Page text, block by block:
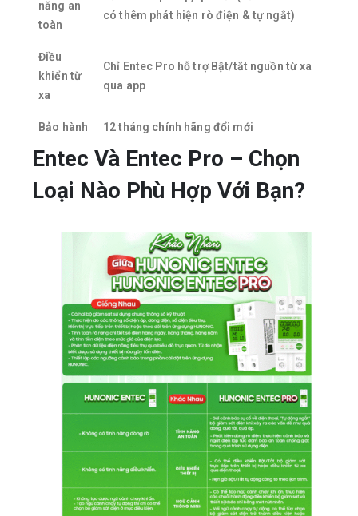
năng an
toàn
có thêm phát hiện rò điện & tự ngắt)
Điều
khiển từ
xa
Chỉ Entec Pro hỗ trợ Bật/tắt nguồn từ xa
qua app
Bảo hành 12 tháng chính hãng đổi mới
Entec Và Entec Pro – Chọn
Loại Nào Phù Hợp Với Bạn?